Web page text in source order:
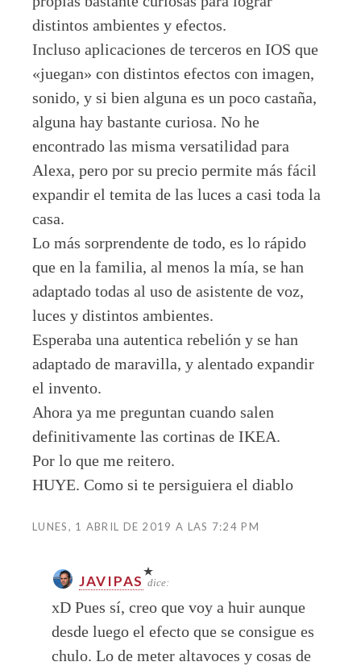
distintos ambientes y efectos.
Incluso aplicaciones de terceros en IOS que
«juegan» con distintos efectos con imagen,
sonido, y si bien alguna es un poco castaña,
alguna hay bastante curiosa. No he
encontrado las misma versatilidad para
Alexa, pero por su precio permite más fácil
expandir el temita de las luces a casi toda la
casa.
Lo más sorprendente de todo, es lo rápido
que en la familia, al menos la mía, se han
adaptado todas al uso de asistente de voz,
luces y distintos ambientes.
Esperaba una autentica rebelión y se han
adaptado de maravilla, y alentado expandir
el invento.
Ahora ya me preguntan cuando salen
definitivamente las cortinas de IKEA.
Por lo que me reitero.
HUYE. Como si te persiguiera el diablo
LUNES, 1 ABRIL DE 2019 A LAS 7:24 PM
JAVIPAS dice:
xD Pues sí, creo que voy a huir aunque
desde luego el efecto que se consigue es
chulo. Lo de meter altavoces y cosas de